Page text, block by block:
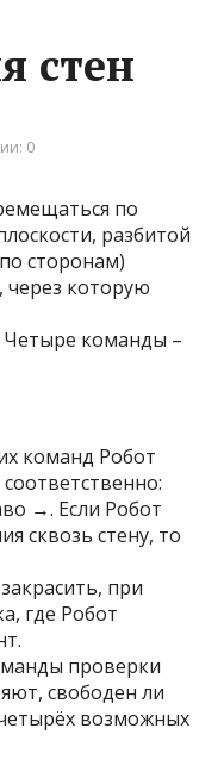
стен
0
по
разбитой
сторонам)
через которую
Четыре команды –
команд Робот
→. Если Робот
сквозь стену, то
при
где Робот
проверки
свободен ли
возможных